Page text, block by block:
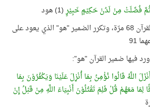
فُصِّلَتْ مِنْ لَدُنْ حَكِيْمٍ خَبِيْرٍ(1) هود
تكرر لفظ "القرآن" في القرآن 68 مرّة، وتكرر الضمير "هو" الذي يعود على
فيها ضمير القرآن "هو":
اللَّهُ قَالُوا نُؤْمِنُ بِمَا أُنْزِلَ عَلَيْنَا وَيَكْفُرُوْنَ بِمَا
مَعَهُمْ قُلْ فَلِمَ تَقْتُلُوْنَ أَنْبِيَاءَ اللَّهِ مِنْ قَبْلُ إِنْ